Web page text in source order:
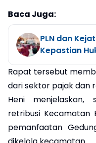
Baca Juga:
PLN dan
Kepastian
Rapat tersebut
dari sektor pajak dan
Heni menjelaskan,
retribusi Kecamatan
pemanfaatan